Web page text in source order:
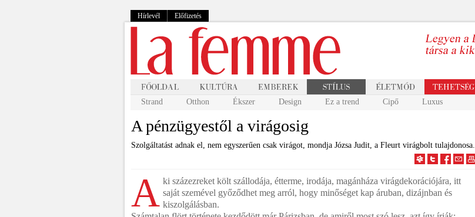
Hírlevél Előfizetés
Strand Otthon Ékszer Design Ez a trend Cipő Luxus
A pénzügyestől a virágosig
Szolgáltatást adnak el, nem egyszerűen csak virágot, mondja Józsa Judit, a Fleurt virágbolt tulajdonosa.
A ki százezreket költ szállodája, étterme, irodája, magánháza virágdekorációjára, itt
saját szemével győződhet meg arról, hogy minőséget kap áruban, dizájnban és
kiszolgálásban.